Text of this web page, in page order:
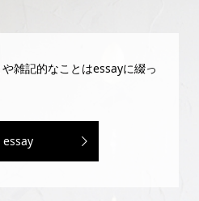
雑記的なことはessayに綴っ
essay